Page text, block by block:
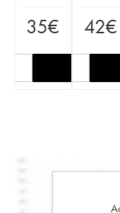
35€ 42€